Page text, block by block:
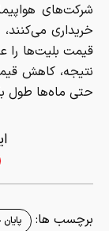
شرکت‌های
خریداری
قیمت بلیت‌ها را
نتیجه، کاهش
حتی ماه‌ها طول
برچسب ها: